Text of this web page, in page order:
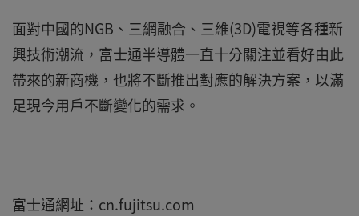
面對中國的NGB、三網融合、三維(3D)電視等各種新
興技術潮流，富士通半導體一直十分關注並看好由此
帶來的新商機，也將不斷推出對應的解決方案，以滿
足現今用戶不斷變化的需求。
富士通網址：cn.fujitsu.com